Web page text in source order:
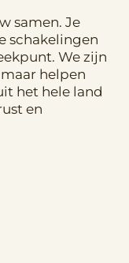
samen. Je
schakelingen
We zijn
helpen
het hele land
en